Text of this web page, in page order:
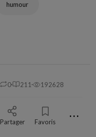
humour
0 211 192628
Partager Favoris ⋯